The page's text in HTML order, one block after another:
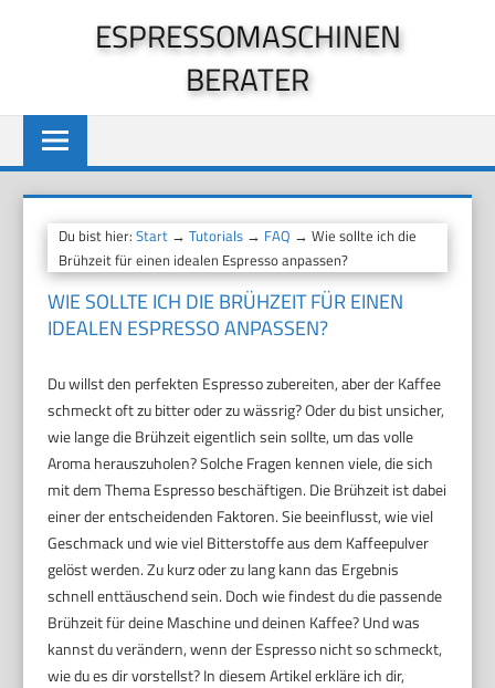
ESPRESSOMASCHINEN
BERATER
Du bist hier:Start →Tutorials → FAQ → Wie sollte ich die
Brühzeit für einen idealen Espresso anpassen?
WIE SOLLTE ICH DIE BRÜHZEIT FÜR EINEN
IDEALEN ESPRESSO ANPASSEN?
Du willst den perfekten Espresso zubereiten, aber der Kaffee
schmeckt oft zu bitter oder zu wässrig? Oder du bist unsicher,
wie lange die Brühzeit eigentlich sein sollte, um das volle
Aroma herauszuholen? Solche Fragen kennen viele, die sich
mit dem Thema Espresso beschäftigen. Die Brühzeit ist dabei
einer der entscheidenden Faktoren. Sie beeinflusst, wie viel
Geschmack und wie viel Bitterstoffe aus dem Kaffeepulver
gelöst werden. Zu kurz oder zu lang kann das Ergebnis
schnell enttäuschend sein. Doch wie findest du die passende
Brühzeit für deine Maschine und deinen Kaffee? Und was
kannst du verändern, wenn der Espresso nicht so schmeckt,
wie du es dir vorstellst? In diesem Artikel erkläre ich dir,